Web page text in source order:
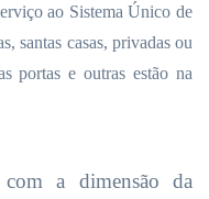
ao Sistema Único de
santas casas, privadas ou
portas e outras estão na
a dimensão da